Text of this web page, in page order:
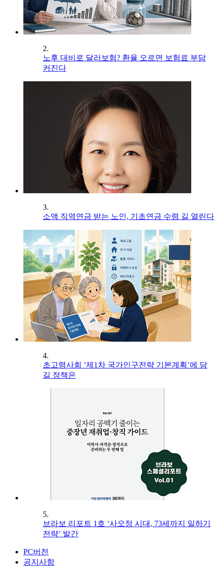
2.
노후 대비로 달러보험? 환율 오르면 보험료 부담
커진다
3.
소액 직역연금 받는 노인, 기초연금 수령 길 열린다
4.
초고령사회 ‘제1차 국가인구전략 기본계획’에 담
길 정책은
5.
브라보 리포트 1호 ‘사오정 시대, 73세까지 일하기
전략’ 발간
PC버전
공지사항